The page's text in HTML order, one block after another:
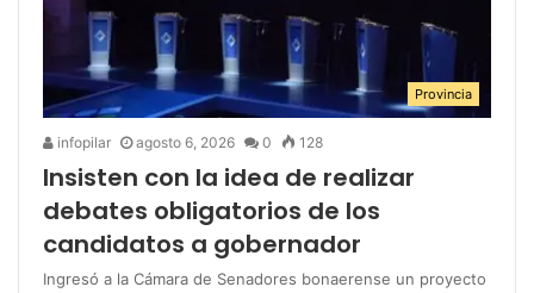
Provincia
infopilar agosto 6, 2026 0 128
Insisten con la idea de realizar
debates obligatorios de los
candidatos a gobernador
Ingresó a la Cámara de Senadores bonaerense un proyecto